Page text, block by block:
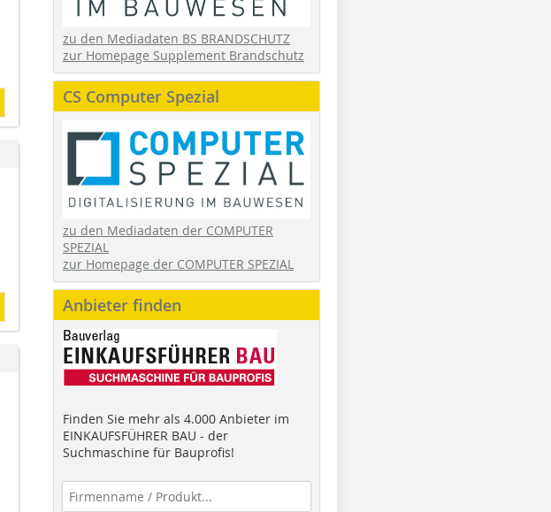
zu den Mediadaten BS BRANDSCHUTZ
zur Homepage Supplement Brandschutz
CS Computer Spezial
zu den Mediadaten der COMPUTER
SPEZIAL
zur Homepage der COMPUTER SPEZIAL
Anbieter finden
Finden Sie mehr als 4.000 Anbieter im
EINKAUFSFÜHRER BAU - der
Suchmaschine für Bauprofis!